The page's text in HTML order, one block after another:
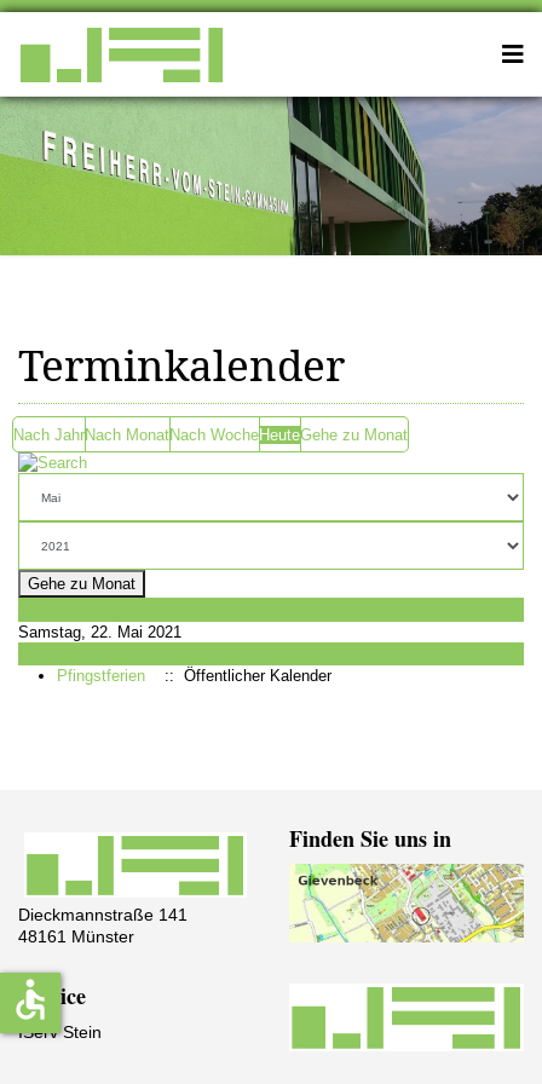
Terminkalender
Nach JahrNach MonatNach WocheHeuteGehe zu Monat
Gehe zu Monat
Samstag, 22. Mai 2021
Pfingstferien
:: Öffentlicher Kalender
Dieckmannstraße 141
48161 Münster
Finden Sie uns in
Service
IServ Stein
accessible